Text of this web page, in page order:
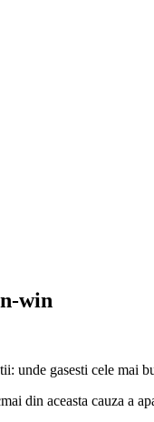
win
gasesti cele mai
din aceasta cauza a